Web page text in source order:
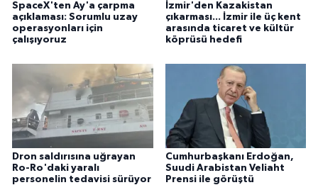
SpaceX'ten Ay'a çarpma
açıklaması: Sorumlu uzay
operasyonları için
çalışıyoruz
İzmir'den Kazakistan
çıkarması... İzmir ile üç kent
arasında ticaret ve kültür
köprüsü hedefi
Dron saldırısına uğrayan
Ro-Ro'daki yaralı
personelin tedavisi sürüyor
Cumhurbaşkanı Erdoğan,
Suudi Arabistan Veliaht
Prensi ile görüştü